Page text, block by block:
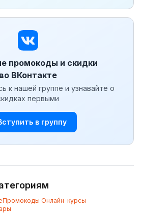
промокоды и скидки
во ВКонтакте
к нашей группе и узнавайте о
первыми
в группу
Промокоды Онлайн-курсы